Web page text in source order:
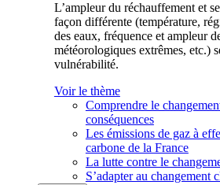
L’ampleur du réchauffement et
façon différente (température,
des eaux, fréquence et ampleur
météorologiques extrêmes, etc.)
vulnérabilité.
Voir le thème
Comprendre le
conséquences
Les émissions de gaz à
carbone de la France
La lutte contre le
S’adapter au changement